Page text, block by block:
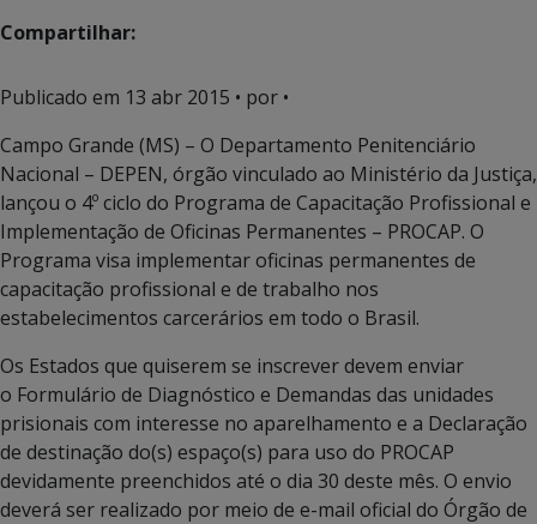
Compartilhar:
Publicado em 13 abr 2015 • por •
Campo Grande (MS) – O Departamento Penitenciário
Nacional – DEPEN, órgão vinculado ao Ministério da Justiça,
lançou o 4º ciclo do Programa de Capacitação Profissional e
Implementação de Oficinas Permanentes – PROCAP. O
Programa visa implementar oficinas permanentes de
capacitação profissional e de trabalho nos
estabelecimentos carcerários em todo o Brasil.
Os Estados que quiserem se inscrever devem enviar
o Formulário de Diagnóstico e Demandas das unidades
prisionais com interesse no aparelhamento e a Declaração
de destinação do(s) espaço(s) para uso do PROCAP
devidamente preenchidos até o dia 30 deste mês. O envio
deverá ser realizado por meio de e-mail oficial do Órgão de